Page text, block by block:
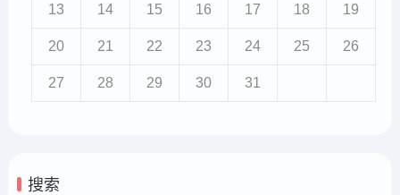
13 14 15 16 17 18 19
20 21 22 23 24 25 26
27 28 29 30 31
搜索